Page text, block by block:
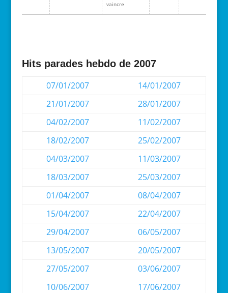
vaincre
Hits parades hebdo de 2007
07/01/2007
14/01/2007
21/01/2007
28/01/2007
04/02/2007
11/02/2007
18/02/2007
25/02/2007
04/03/2007
11/03/2007
18/03/2007
25/03/2007
01/04/2007
08/04/2007
15/04/2007
22/04/2007
29/04/2007
06/05/2007
13/05/2007
20/05/2007
27/05/2007
03/06/2007
10/06/2007
17/06/2007